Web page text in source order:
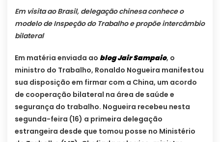
Em visita ao Brasil, delegação chinesa conhece o
modelo de Inspeção do Trabalho e propõe intercâmbio
bilateral
Em matéria enviada ao blog Jair Sampaio, o
ministro do Trabalho, Ronaldo Nogueira manifestou
sua disposição em firmar com a China, um acordo
de cooperação bilateral na área de saúde e
segurança do trabalho. Nogueira recebeu nesta
segunda-feira (16) a primeira delegação
estrangeira desde que tomou posse no Ministério